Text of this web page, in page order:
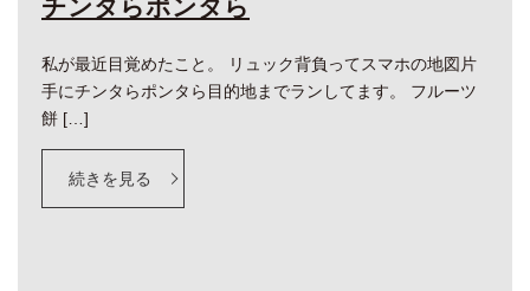
チンタらポンタら
私が最近目覚めたこと。 リュック背負ってスマホの地図片
手にチンタらポンタら目的地までランしてます。 フルーツ
餅 […]
続きを見る